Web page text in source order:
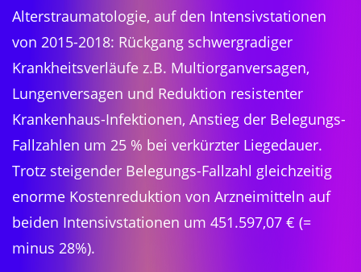
Alterstraumatologie, auf den Intensivstationen
von 2015-2018: Rückgang schwergradiger
Krankheitsverläufe z.B. Multiorganversagen,
Lungenversagen und Reduktion resistenter
Krankenhaus-Infektionen, Anstieg der Belegungs-
Fallzahlen um 25 % bei verkürzter Liegedauer.
Trotz steigender Belegungs-Fallzahl gleichzeitig
enorme Kostenreduktion von Arzneimitteln auf
beiden Intensivstationen um 451.597,07 € (=
minus 28%).